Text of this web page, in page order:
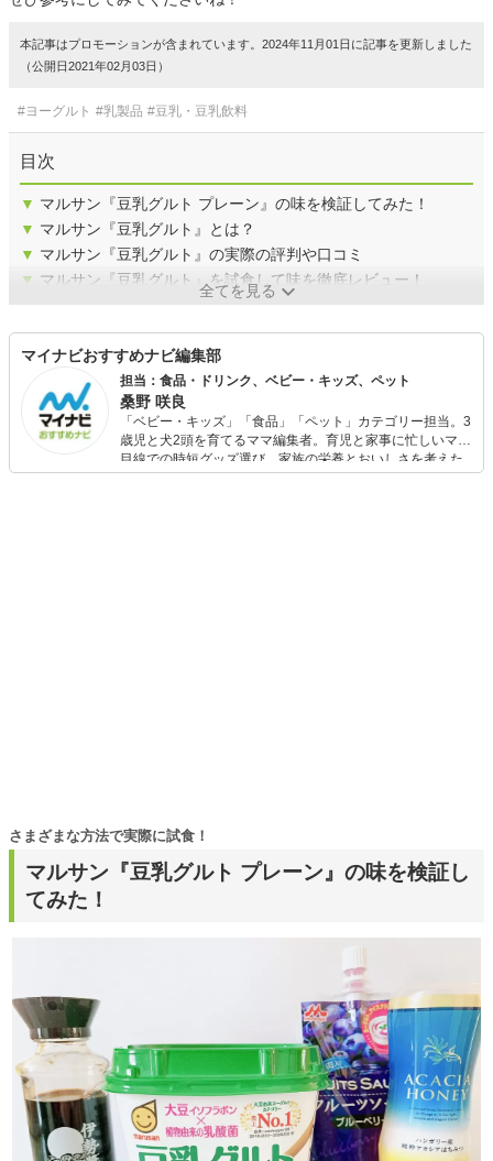
本記事はプロモーションが含まれています。2024年11月01日に記事を更新しました
（公開日2021年02月03日）
#ヨーグルト #乳製品 #豆乳・豆乳飲料
目次
▼ マルサン『豆乳グルト プレーン』の味を検証してみた！
▼ マルサン『豆乳グルト』とは？
▼ マルサン『豆乳グルト』の実際の評判や口コミ
▼ マルサン『豆乳グルト』を試食して味を徹底レビュー！
全てを見る
マイナビおすすめナビ編集部
担当：食品・ドリンク、ベビー・キッズ、ペット
桑野 咲良
「ベビー・キッズ」「食品」「ペット」カテゴリー担当。3
歳児と犬2頭を育てるママ編集者。育児と家事に忙しいママ
目線での時短グッズ選び、家族の栄養とおいしさを考えた
食品選び、束の間のリラックスタイムを楽しむためのスイ
マルサン『豆乳グルト プレーン』の味を検証し
てみた！
さまざまな方法で実際に試食！